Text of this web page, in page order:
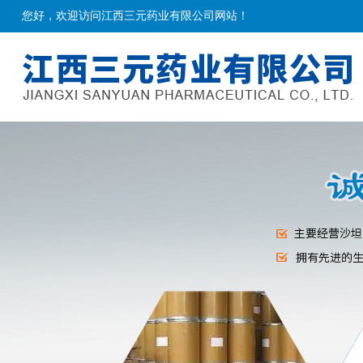
您好，欢迎访问江西三元药业有限公司网站！